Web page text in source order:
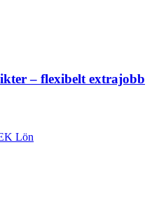
– flexibelt extrajobb
Lön